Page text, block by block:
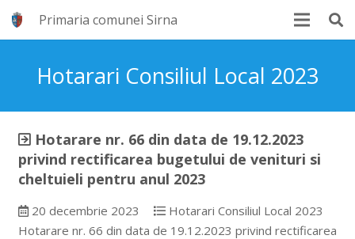
Primaria comunei Sirna
Hotarari Consiliul Local 2023
Hotarare nr. 66 din data de 19.12.2023
privind rectificarea bugetului de venituri si
cheltuieli pentru anul 2023
20 decembrie 2023
Hotarari Consiliul Local 2023
Hotarare nr. 66 din data de 19.12.2023 privind rectificarea